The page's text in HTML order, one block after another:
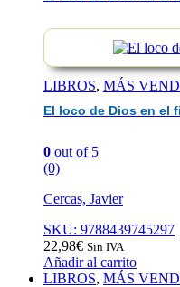
LIBROS, MÁS
El loco de Dios en el
0 out of 5
(0)
Cercas, Javier
SKU: 9788439745297
22,98€ Sin IVA
Añadir al carrito
LIBROS, MÁS